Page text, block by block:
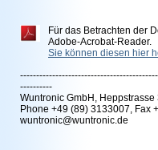
Für das Betrachten der
Adobe-Acrobat-Reader.
Sie können diesen hier
----------
Wuntronic GmbH,
Phone +49 (89) 3133007, Fax
wuntronic@wuntronic.de